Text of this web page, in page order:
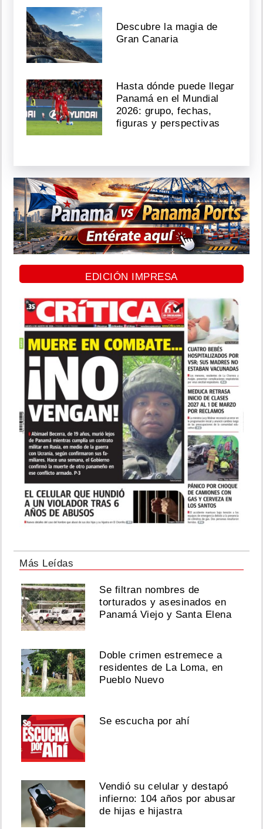
Descubre la magia de
Gran Canaria
Hasta dónde puede llegar
Panamá en el Mundial
2026: grupo, fechas,
figuras y perspectivas
EDICIÓN IMPRESA
Más Leídas
Se filtran nombres de
torturados y asesinados en
Panamá Viejo y Santa Elena
Doble crimen estremece a
residentes de La Loma, en
Pueblo Nuevo
Se escucha por ahí
Vendió su celular y destapó
infierno: 104 años por abusar
de hijas e hijastra